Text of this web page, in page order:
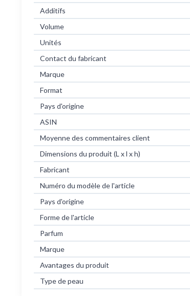
Additifs
Volume
Unités
Contact du fabricant
Marque
Format
Pays d'origine
ASIN
Moyenne des commentaires client
Dimensions du produit (L x l x h)
Fabricant
Numéro du modèle de l'article
Pays d'origine
Forme de l'article
Parfum
Marque
Avantages du produit
Type de peau